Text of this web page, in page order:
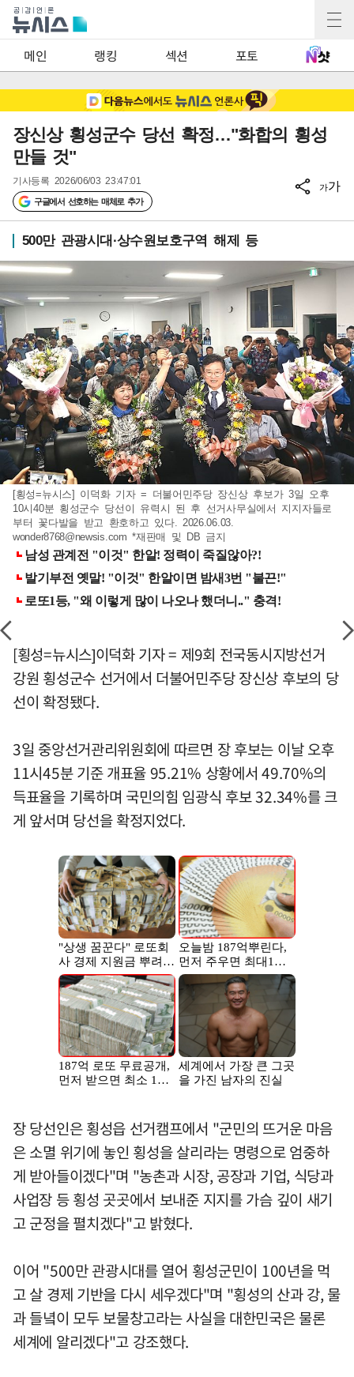
메인 랭킹 섹션 포토
장신상 횡성군수 당선 확정…"화합의 횡성
만들 것"
기사등록 2026/06/03 23:47:01
구글에서 선호하는 매체로 추가
가가
500만 관광시대·상수원보호구역 해제 등
[횡성=뉴시스] 이덕화 기자 = 더불어민주당 장신상 후보가 3일 오후
10시40분 횡성군수 당선이 유력시 된 후 선거사무실에서 지지자들로
부터 꽃다발을 받고 환호하고 있다. 2026.06.03.
wonder8768@newsis.com *재판매 및 DB 금지
[횡성=뉴시스]이덕화 기자 = 제9회 전국동시지방선거
강원 횡성군수 선거에서 더불어민주당 장신상 후보의 당
선이 확정됐다.
3일 중앙선거관리위원회에 따르면 장 후보는 이날 오후
11시45분 기준 개표율 95.21% 상황에서 49.70%의
득표율을 기록하며 국민의힘 임광식 후보 32.34%를 크
게 앞서며 당선을 확정지었다.
장 당선인은 횡성읍 선거캠프에서 "군민의 뜨거운 마음
은 소멸 위기에 놓인 횡성을 살리라는 명령으로 엄중하
게 받아들이겠다"며 "농촌과 시장, 공장과 기업, 식당과
사업장 등 횡성 곳곳에서 보내준 지지를 가슴 깊이 새기
고 군정을 펼치겠다"고 밝혔다.
이어 "500만 관광시대를 열어 횡성군민이 100년을 먹
고 살 경제 기반을 다시 세우겠다"며 "횡성의 산과 강, 물
과 들녘이 모두 보물창고라는 사실을 대한민국은 물론
세계에 알리겠다"고 강조했다.